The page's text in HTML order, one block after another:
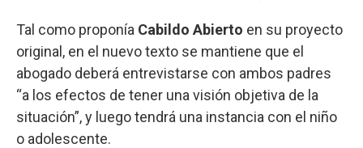
Tal como proponía Cabildo Abierto en su proyecto
original, en el nuevo texto se mantiene que el
abogado deberá entrevistarse con ambos padres
“a los efectos de tener una visión objetiva de la
situación”, y luego tendrá una instancia con el niño
o adolescente.